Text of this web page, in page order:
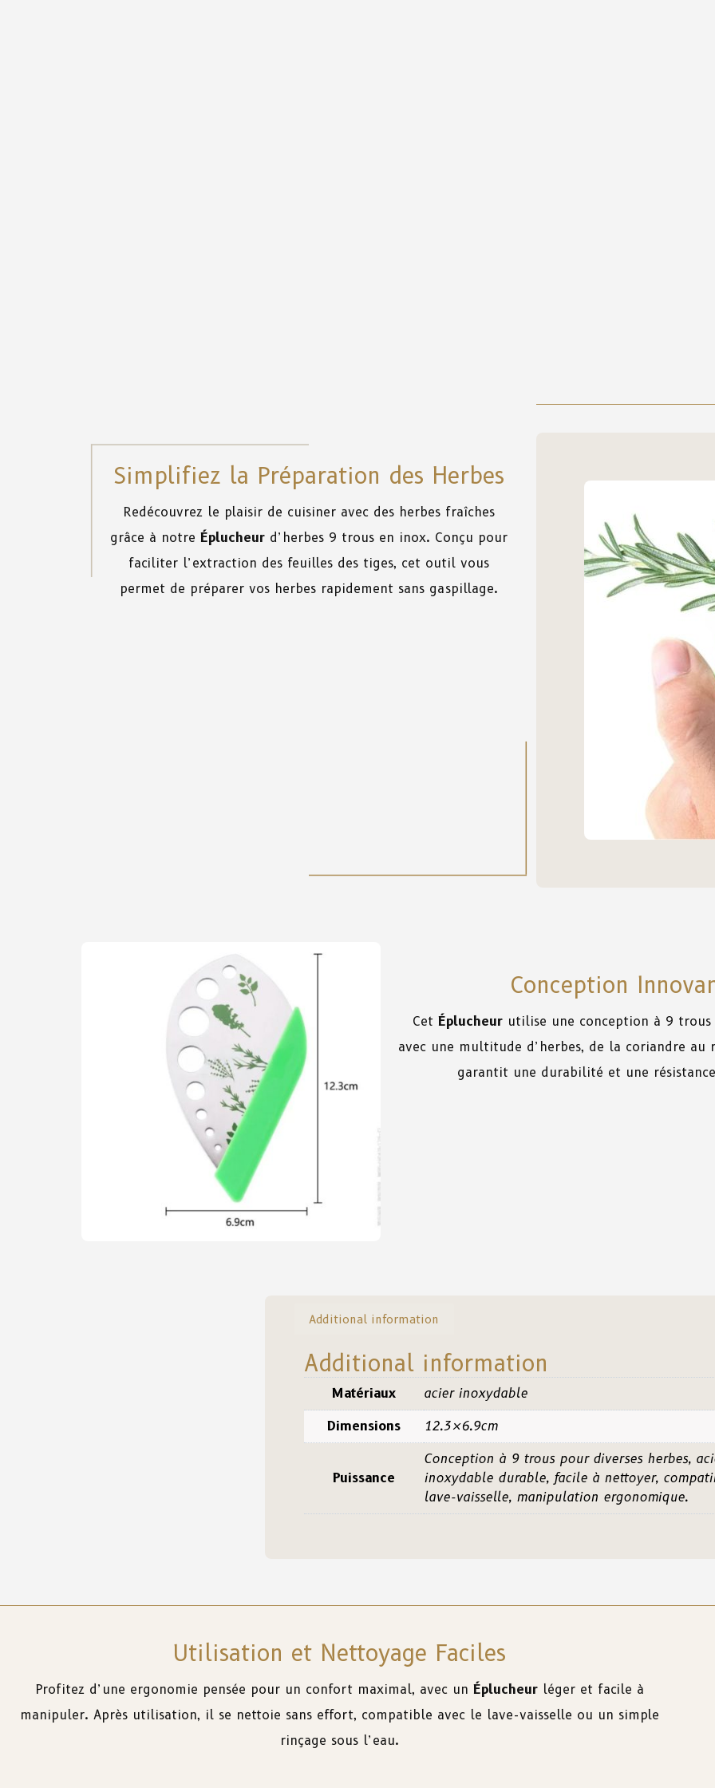
Simplifiez la Préparation des Herbes
Redécouvrez le plaisir de cuisiner avec des herbes fraîches
grâce à notre Éplucheur d’herbes 9 trous en inox. Conçu pour
faciliter l’extraction des feuilles des tiges, cet outil vous
permet de préparer vos herbes rapidement sans gaspillage.
Conception
CetÉplucheur utilise une conception à 9
avec une multitude d’herbes, de la coriandre
garantit une durabilité et une
Additional information
Additional information
Matériaux acier inoxydable
Dimensions 12.3×6.9cm
Puissance
Conception à 9 trous pour diverses herbes,
inoxydable durable, facile à nettoyer,
lave-vaisselle, manipulation ergonomique.
Utilisation et Nettoyage Faciles
Profitez d’une ergonomie pensée pour un confort maximal, avec un Éplucheurléger et facile à
manipuler. Après utilisation, il se nettoie sans effort, compatible avec le lave-vaisselle ou un simple
rinçage sous l’eau.